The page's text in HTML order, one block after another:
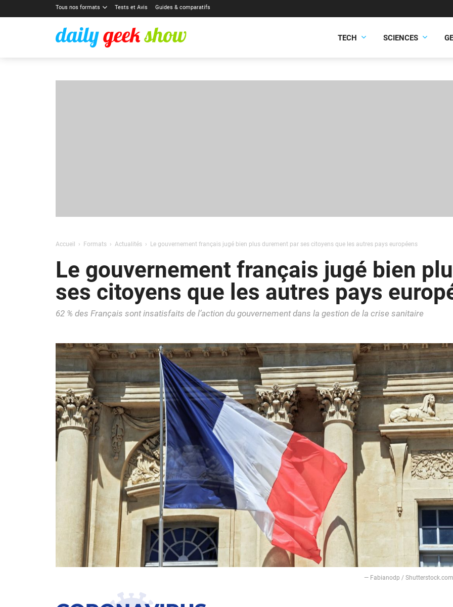
Tous nos formats Tests et Avis Guides & comparatifs
TECH SCIENCES
Accueil Formats Actualités Le gouvernement français jugé bien plus durement par ses citoyens que les autres pays européens
Le gouvernement français jugé bien
ses citoyens que les autres pays
62 % des Français sont insatisfaits de l’action du gouvernement dans la gestion de la crise sanitaire
— Fabianodp / Shutterstock.com